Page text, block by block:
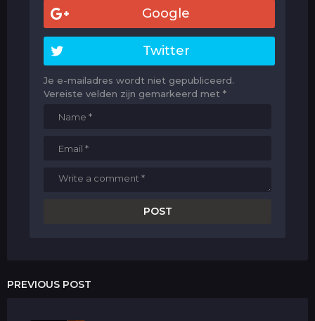
Google
Twitter
Je e-mailadres wordt niet gepubliceerd.
Vereiste velden zijn gemarkeerd met *
PREVIOUS POST